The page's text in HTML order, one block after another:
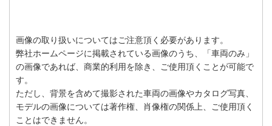
画像の取り扱いについてはご注意頂く必要があります。
弊社ホームページに掲載されている画像のうち、「車両のみ」
の画像であれば、商業的利用を除き、ご使用頂くことが可能で
す。
ただし、背景を含めて撮影された車両の画像やカタログ写真、
モデルの画像については著作権、肖像権の関係上、ご使用頂く
ことはできません。